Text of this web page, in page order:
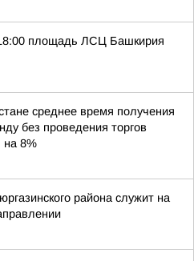
18:00 площадь ЛСЦ Башкирия
среднее время получения
без проведения торгов
на 8%
района служит на